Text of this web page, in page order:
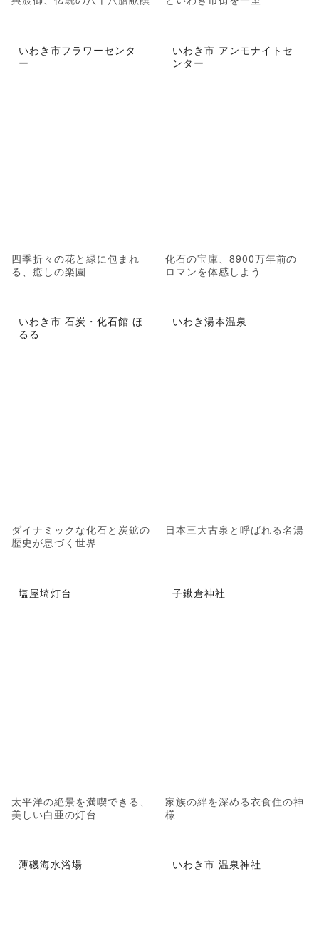
いわき市フラワーセンタ
ー
四季折々の花と緑に包まれ
る、癒しの楽園
いわき市 アンモナイトセ
ンター
化石の宝庫、8900万年前の
ロマンを体感しよう
いわき市 石炭・化石館 ほ
るる
ダイナミックな化石と炭鉱の
歴史が息づく世界
いわき湯本温泉
日本三大古泉と呼ばれる名湯
塩屋埼灯台
太平洋の絶景を満喫できる、
美しい白亜の灯台
子鍬倉神社
家族の絆を深める衣食住の神
様
薄磯海水浴場 いわき市 温泉神社